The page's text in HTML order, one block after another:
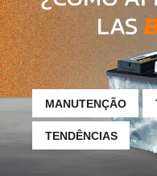
MANUTENÇÃO
TENDÊNCIAS